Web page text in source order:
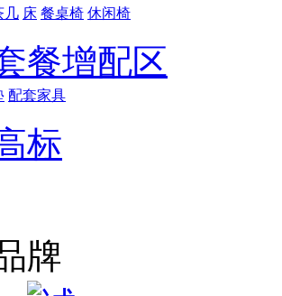
几 床 餐桌椅 休闲椅
餐增配区
配套家具
标
牌